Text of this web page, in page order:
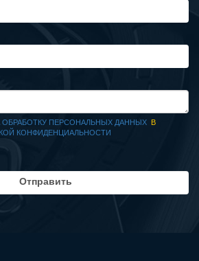
ОБРАБОТКУ ПЕРСОНАЛЬНЫХ ДАННЫХ В
КОНФИДЕНЦИАЛЬНОСТИ